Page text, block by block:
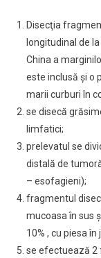
Disecţia
longitudinal de
China a
este inclusă şi o
marii curburi în
se disecă
limfatici;
prelevatul se
distală de
– esofagieni);
fragmentul
mucoasa în sus
10% , cu piesa
se efectuează 2